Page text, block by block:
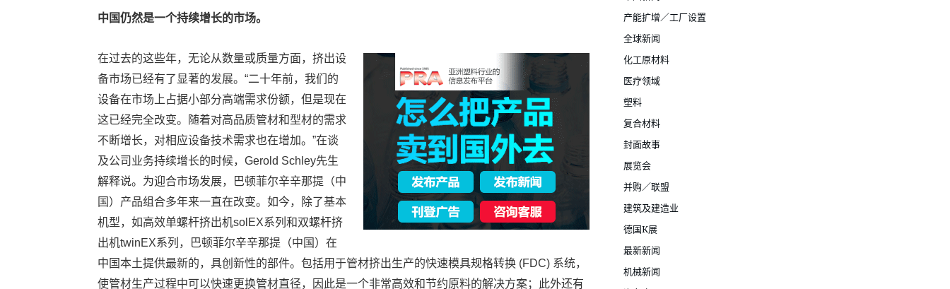
中国仍然是一个持续增长的市场。
在过去的这些年，无论从数量或质量方面，挤出设
备市场已经有了显著的发展。“二十年前，我们的
设备在市场上占据小部分高端需求份额，但是现在
这已经完全改变。随着对高品质管材和型材的需求
不断增长，对相应设备技术需求也在增加。”在谈
及公司业务持续增长的时候，Gerold Schley先生
解释说。为迎合市场发展，巴顿菲尔辛辛那提（中
国）产品组合多年来一直在改变。如今，除了基本
机型，如高效单螺杆挤出机solEX系列和双螺杆挤
出机twinEX系列，巴顿菲尔辛辛那提（中国）在
中国本土提供最新的，具创新性的部件。包括用于管材挤出生产的快速模具规格转换 (FDC) 系统，
使管材生产过程中可以快速更换管材直径，因此是一个非常高效和节约原料的解决方案；此外还有
产能扩增／工厂设置
全球新闻
化工原材料
医疗领域
塑料
复合材料
封面故事
展览会
并购／联盟
建筑及建造业
德国K展
最新新闻
机械新闻